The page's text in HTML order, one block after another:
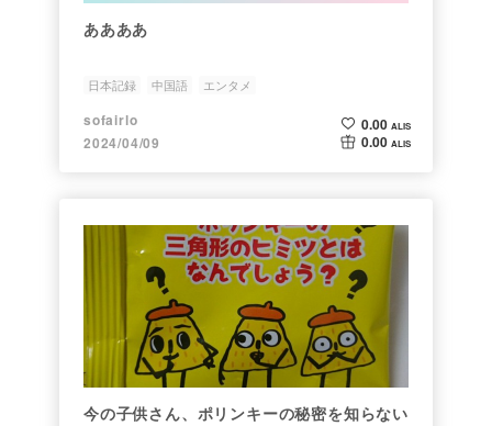
ああああ
日本記録 中国語 エンタメ
sofairlo
2024/04/09
0.00 ALIS
0.00 ALIS
今の子供さん、ポリンキーの秘密を知らない